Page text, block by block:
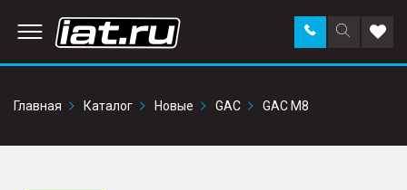
Поиск
по
Заказать
звонок в
Главная
Каталог Новые GAC GAC M8